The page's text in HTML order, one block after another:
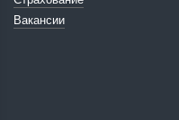
Вакансии